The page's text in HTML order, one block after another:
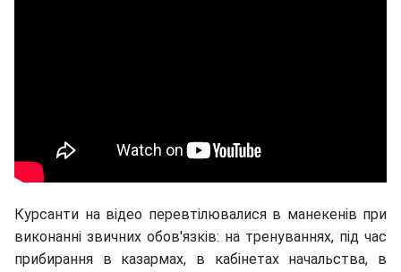
Курсанти на відео перевтілювалися в манекенів при
виконанні звичних обов'язків: на тренуваннях, під час
прибирання в казармах, в кабінетах начальства, в